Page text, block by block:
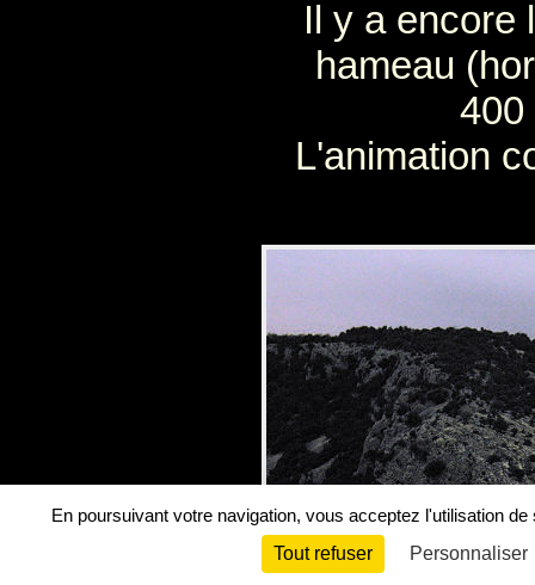
En poursuivant votre navigation, vous acceptez l'utilisation
Tout refuser
Personnaliser
Il y a encore
hameau
400
L'animation